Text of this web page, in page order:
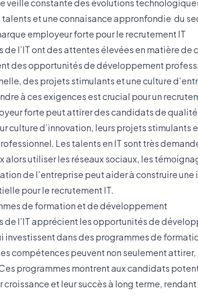
veille constante des évolutions
et une connaisance appronfondie du
employeur forte pour le recrutement IT
de l’IT ont des attentes élevées en matière de
des opportunités de développement
des projets stimulants et une culture
à ces exigences est crucial pour un
forte peut attirer des candidats de
culture d’innovation, leurs projets stimulants
Les talents en IT sont très
alors utiliser les réseaux sociaux, les
de l’entreprise peut aider à construire
pour le recrutement IT.
de formation et de développement
de l’IT apprécient les opportunités de
investissent dans des programmes de
compétences peuvent non seulement attirer,
programmes montrent aux candidats
croissance et leur succès à long terme,